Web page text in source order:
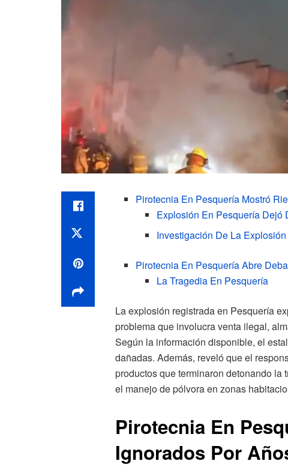
Pirotecnia En Pesquería Mostró
Explosión En Pesquería Dejó
Investigación De La
Pirotecnia En Pesquería Abre
La Tragedia En Pesquería
La explosión registrada en Pesquería
problema que involucra venta ilegal,
Según la información disponible, el
dañadas. Además, reveló que el
productos que terminaron detonando la
el manejo de pólvora en zonas
Pirotecnia En
Ignorados Por